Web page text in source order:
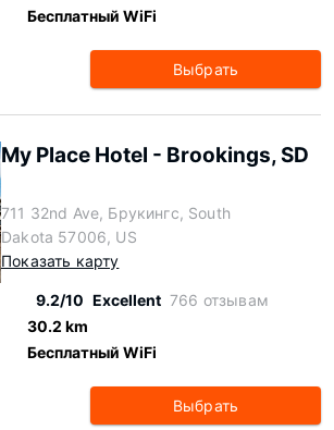
Бесплатный WiFi
Выбрать
My Place Hotel - Brookings, SD
711 32nd Ave, Брукингс, South
Dakota 57006, US
Показать карту
9.2/10 Excellent 766 отзывам
30.2 km
Бесплатный WiFi
Выбрать